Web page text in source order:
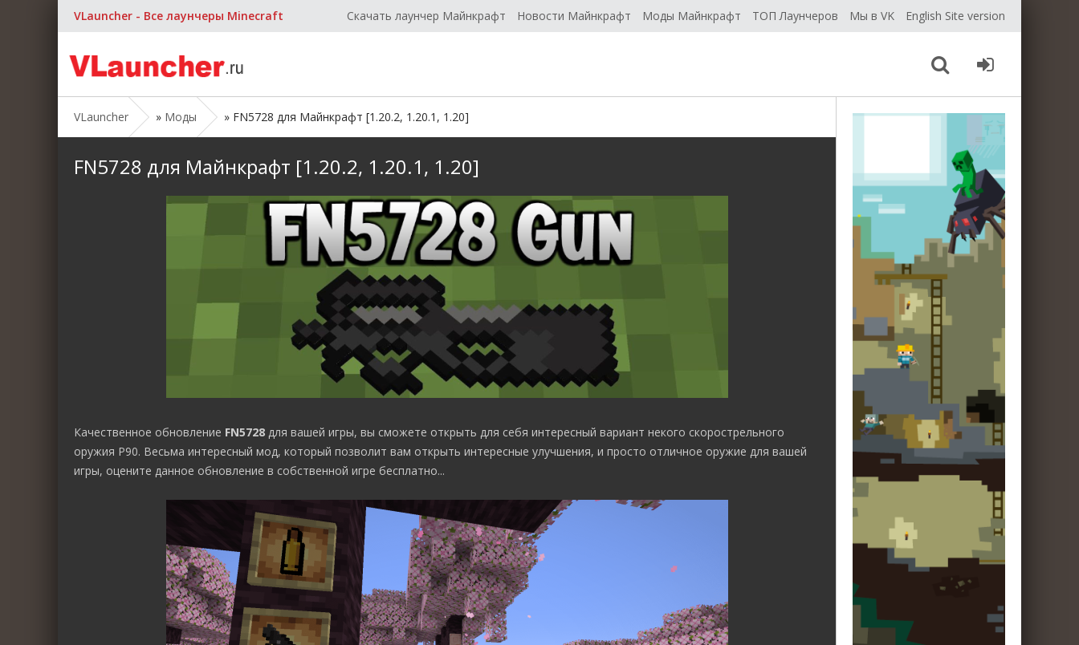
VLauncher - Все лаунчеры Minecraft Скачать лаунчер Майнкрафт Новости Майнкрафт Моды Майнкрафт ТОП Лаунчеров Мы в VK English Site version
VLauncher » Моды » FN5728 для Майнкрафт [1.20.2, 1.20.1, 1.20]
FN5728 для Майнкрафт [1.20.2, 1.20.1, 1.20]
Качественное обновление FN5728 для вашей игры, вы сможете открыть для себя интересный вариант некого скорострельного
оружия P90. Весьма интересный мод, который позволит вам открыть интересные улучшения, и просто отличное оружие для вашей
игры, оцените данное обновление в собственной игре бесплатно...